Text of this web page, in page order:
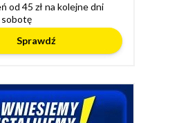
od 45 zł na kolejne dni
sobotę
Sprawdź